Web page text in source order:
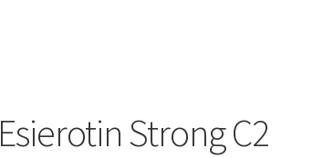
Esierotin Strong C2